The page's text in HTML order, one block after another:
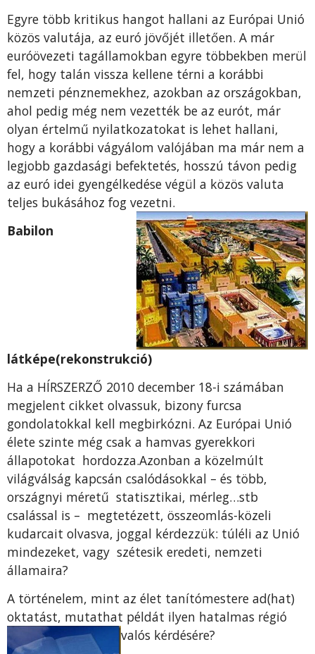
Egyre több kritikus hangot hallani az Európai Unió
közös valutája, az euró jövőjét illetően. A már
euróövezeti tagállamokban egyre többekben merül
fel, hogy talán vissza kellene térni a korábbi
nemzeti pénznemekhez, azokban az országokban,
ahol pedig még nem vezették be az eurót, már
olyan értelmű nyilatkozatokat is lehet hallani,
hogy a korábbi vágyálom valójában ma már nem a
legjobb gazdasági befektetés, hosszú távon pedig
az euró idei gyengélkedése végül a közös valuta
teljes bukásához fog vezetni.
Babilon
látképe(rekonstrukció)
Ha a HÍRSZERZŐ 2010 december 18-i számában
megjelent cikket olvassuk, bizony furcsa
gondolatokkal kell megbirkózni. Az Európai Unió
élete szinte még csak a hamvas gyerekkori
állapotokat hordozza.Azonban a közelmúlt
világválság kapcsán csalódásokkal – és több,
országnyi méretű statisztikai, mérleg…stb
csalással is – megtetézett, összeomlás-közeli
kudarcait olvasva, joggal kérdezzük: túléli az Unió
mindezeket, vagy szétesik eredeti, nemzeti
államaira?
A történelem, mint az élet tanítómestere ad(hat)
oktatást, mutathat példát ilyen hatalmas régió
valós kérdésére?